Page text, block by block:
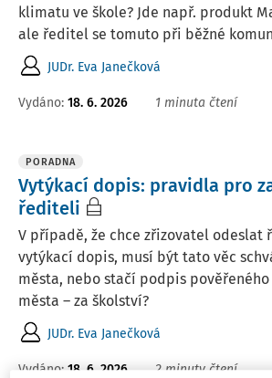
klimatu ve škole? Jde např. produkt
ale ředitel se tomuto při běžné
JUDr. Eva Janečková
Vydáno: 18. 6. 2026 1 minuta čtení
PORADNA
Vytýkací dopis: pravidla pro
řediteli
V případě, že chce zřizovatel odeslat
vytýkací dopis, musí být tato věc
města, nebo stačí podpis
města – za školství?
JUDr. Eva Janečková
Vydáno: 18. 6. 2026 2 minuty čtení